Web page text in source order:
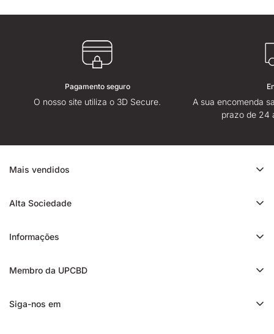
Pagamento seguro
O nosso site utiliza o 3D Secure.
A sua encomenda
prazo de 24
Mais vendidos
Cali CBD
Trim CBD
Alta Sociedade
Avaliação da High Society
Presentes High Society
Informações
Entrega
Membro da UPCBD
Siga-nos em